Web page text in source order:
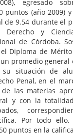
egresado
puntos (año 2009)
de 9.54 durante el
Derecho y
de Córdoba.
Diploma de
promedio general
situación de
Penal, en el
las materias
y con la
Por todo
puntos en la